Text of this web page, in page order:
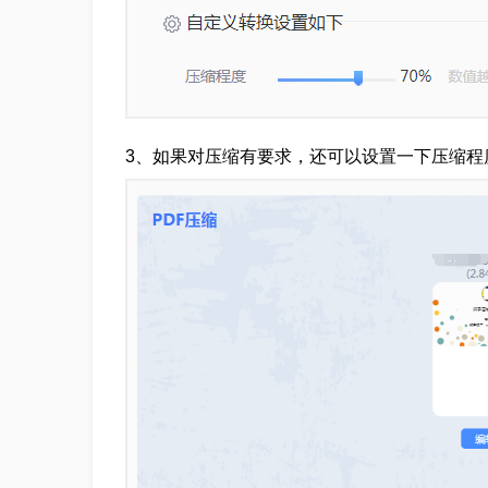
3、如果对压缩有要求，还可以设置一下压缩程